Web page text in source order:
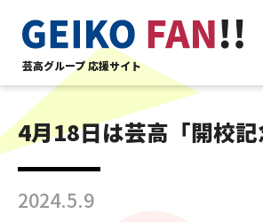
芸高グループ 応援サイト
4月18日は芸高「開校記
2024.5.9